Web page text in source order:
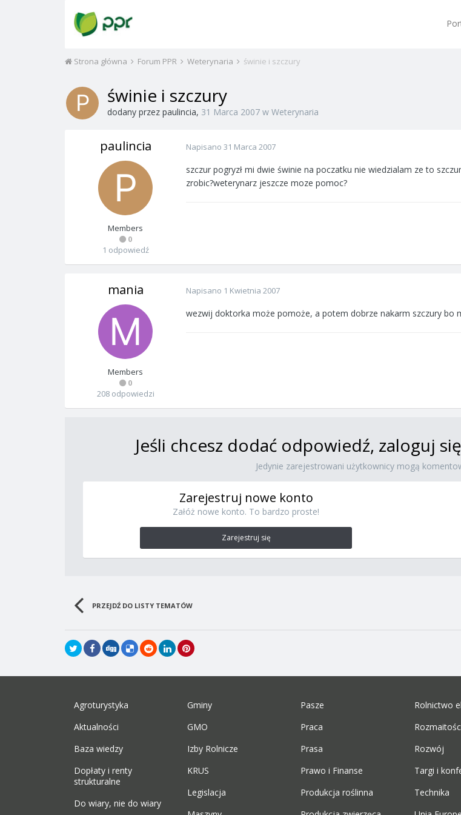
Strona główna Forum PPR Weterynaria świnie i szczury
świnie i szczury
dodany przez paulincia, 31 Marca 2007 w Weterynaria
paulincia
Members
0
1 odpowiedź
Napisano 31 Marca 2007
szczur pogryzł mi dwie świnie na poczatku nie wiedzialam ze to
zrobic?weterynarz jeszcze moze pomoc?
mania
Members
0
208 odpowiedzi
Napisano 1 Kwietnia 2007
wezwij doktorka może pomoże, a potem dobrze nakarm szczury bo
Jeśli chcesz dodać odpowiedź, zaloguj
Jedynie zarejestrowani użytkownicy mogą
Zarejestruj nowe konto
Załóż nowe konto. To bardzo proste!
Zarejestruj się
PRZEJDŹ DO LISTY TEMATÓW
Agroturystyka
Aktualności
Baza wiedzy
Dopłaty i renty
strukturalne
Do wiary, nie do wiary
Gminy
GMO
Izby Rolnicze
KRUS
Legislacja
Pasze
Praca
Prasa
Prawo i Finanse
Produkcja roślinna
Rolnictwo
Rozwój
Targi i
Technika